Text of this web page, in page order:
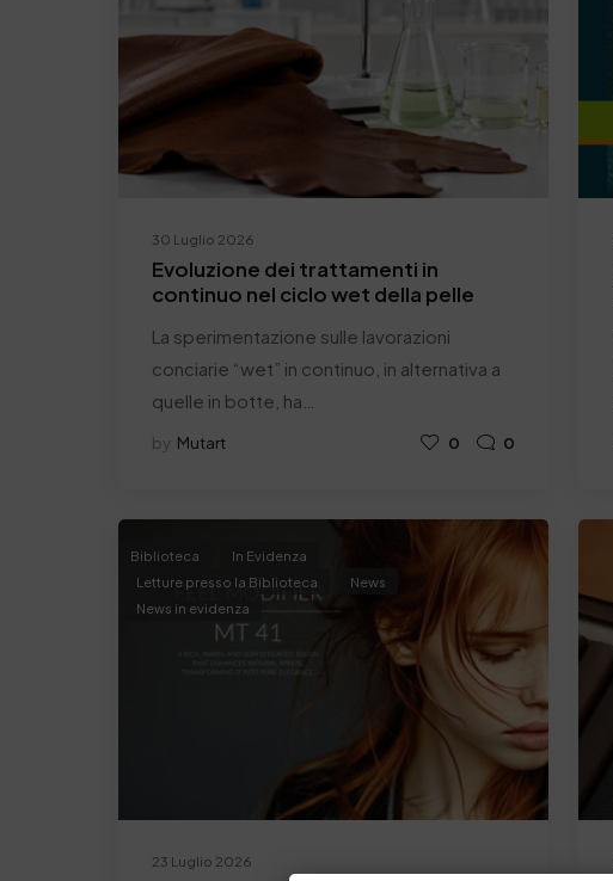
30 Luglio 2026
Evoluzione dei trattamenti in
continuo nel ciclo wet della pelle
La sperimentazione sulle lavorazioni
conciarie “wet” in continuo, in alternativa a
quelle in botte, ha…
by Mutart 0 0
23 Luglio 2026
Biblioteca
In Evidenza
Letture presso la Biblioteca
News
News in evidenza